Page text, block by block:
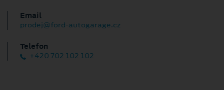
Email
prodej@ford-autogarage.cz
Telefon
+420 702 102 102